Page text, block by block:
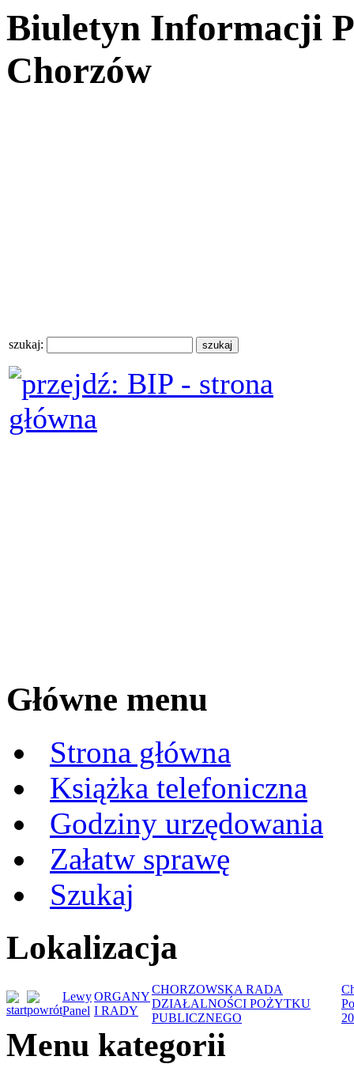
Biuletyn Informacji
Chorzów
szukaj:
Główne menu
Strona główna
Książka telefoniczna
Godziny urzędowania
Załatw sprawę
Szukaj
Lokalizacja
Lewy
Panel
ORGANY
I RADY
CHORZOWSKA RADA
DZIAŁALNOŚCI POŻYTKU
PUBLICZNEGO
Menu kategorii